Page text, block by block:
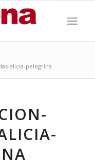
alicia-pelegrina